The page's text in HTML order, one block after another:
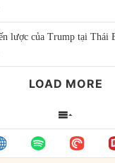
lược của Trump tại Thái
LOAD MORE
SHOW
LIST